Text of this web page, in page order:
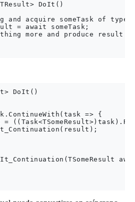
DoIt()
and acquire someTask of
= await someTask;
more and produce result
DoIt()
=> {
=